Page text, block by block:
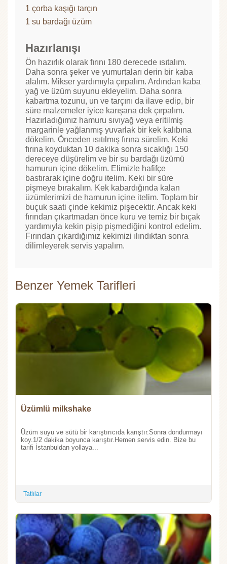
1 çorba kaşığı tarçın
1 su bardağı üzüm
Hazırlanışı
Ön hazırlık olarak fırını 180 derecede ısıtalım.
Daha sonra şeker ve yumurtaları derin bir kaba
alalım. Mikser yardımıyla çırpalım. Ardından kaba
yağ ve üzüm suyunu ekleyelim. Daha sonra
kabartma tozunu, un ve tarçını da ilave edip, bir
süre malzemeler iyice karışana dek çırpalım.
Hazırladığımız hamuru sıvıyağ veya eritilmiş
margarinle yağlanmış yuvarlak bir kek kalıbına
dökelim. Önceden ısıtılmış fırına sürelim. Keki
fırına koyduktan 10 dakika sonra sıcaklığı 150
dereceye düşürelim ve bir su bardağı üzümü
hamurun içine dökelim. Elimizle hafifçe
bastırarak içine doğru itelim. Keki bir süre
pişmeye bırakalım. Kek kabardığında kalan
üzümlerimizi de hamurun içine itelim. Toplam bir
buçuk saati çinde kekimiz pişecektir. Ancak keki
fırından çıkartmadan önce kuru ve temiz bir bıçak
yardımıyla kekin pişip pişmediğini kontrol edelim.
Fırından çıkardığımız kekimizi ılındıktan sonra
dilimleyerek servis yapalım.
Benzer Yemek Tarifleri
Üzümlü milkshake
Üzüm suyu ve sütü bir karıştırıcıda karıştır.Sonra dondurmayı
koy.1/2 dakika boyunca karıştır.Hemen servis edin. Bize bu
tarifi İstanbuldan yollaya...
Tatlılar